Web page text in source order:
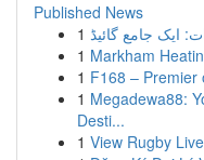
Published News
1 ایک جامع گائیڈ
1 Markham
1 F168 – Premier
1 Megadewa88:
Desti...
1 View Rugby